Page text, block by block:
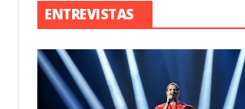
ENTREVISTAS